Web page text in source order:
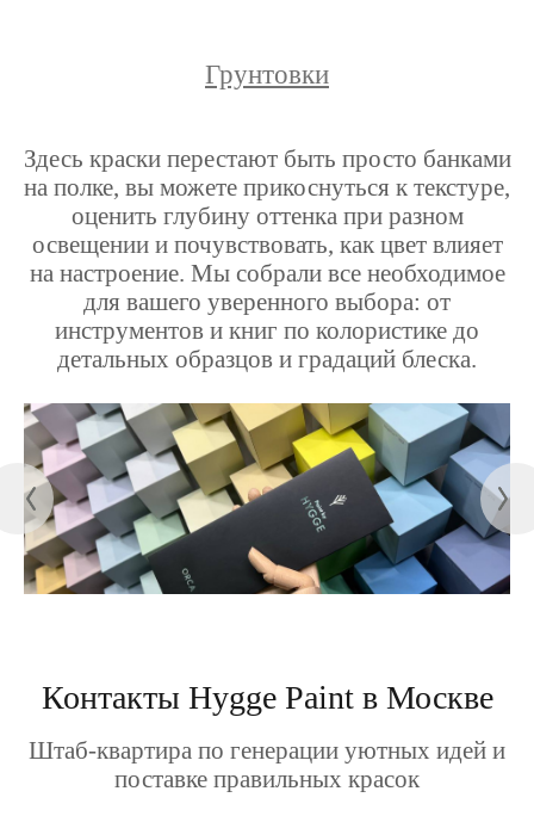
Грунтовки
Здесь краски перестают быть просто банками
на полке, вы можете прикоснуться к текстуре,
оценить глубину оттенка при разном
освещении и почувствовать, как цвет влияет
на настроение. Мы собрали все необходимое
для вашего уверенного выбора: от
инструментов и книг по колористике до
детальных образцов и градаций блеска.
Контакты Hygge Paint в Москве
Штаб-квартира по генерации уютных идей и
поставке правильных красок